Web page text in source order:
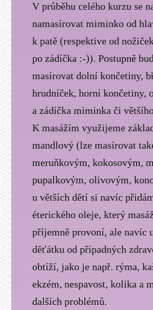
V průběhu celého kurzu se
namasírovat miminko od
k patě (respektive od
po zádíčka :-)). Postupně
masírovat dolní končetiny,
hrudníček, horní končetiny,
a zádíčka miminka či
K masážím využijeme
mandlový (lze masírovat
meruňkovým, kokosovým,
pupalkovým, olivovým,
u větších dětí si navíc
éterického oleje, který
příjemně provoní, ale navíc
děťátku od případných
obtíží, jako je např. rýma,
ekzém, nespavost, kolika a
dalších problémů.